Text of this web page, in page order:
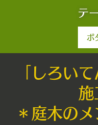
テ
ボ
「しろい
＊庭木の